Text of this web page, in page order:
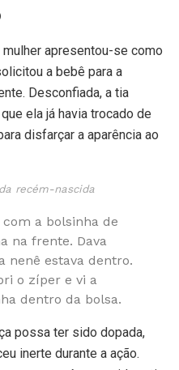
apresentou-se como
a bebê para a
Desconfiada, a tia
ela já havia trocado de
disfarçar a aparência ao
recém-nascida
com a bolsinha de
na frente. Dava
nenê estava dentro.
o zíper e vi a
dentro da bolsa.
possa ter sido dopada,
inerte durante a ação.